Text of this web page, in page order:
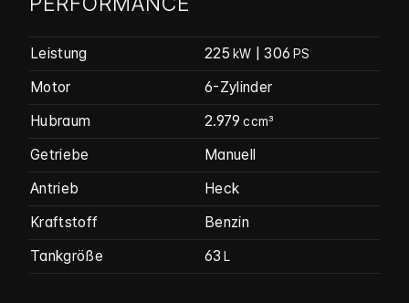
Leistung 225 kW | 306 PS
Motor
6-Zylinder
Hubraum
2.979 ccm³
Getriebe
Manuell
Antrieb
Heck
Kraftstoff
Benzin
Tankgröße
63 L